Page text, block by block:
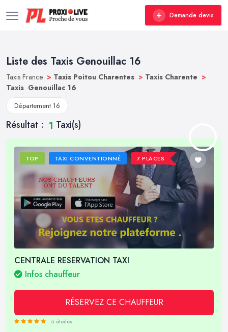
Demande devis
Liste des Taxis Genouillac 16
Taxis France > Taxis Poitou Charentes > Taxis Charente >
Taxis Genouillac 16
Département 16
Résultat : 1 Taxi(s)
TOP TAXI CONVENTIONNÉ 7 PLACES
CENTRALE RESERVATION TAXI
Infos chauffeur
RÉSERVEZ CE CHAUFFEUR
5 étoiles